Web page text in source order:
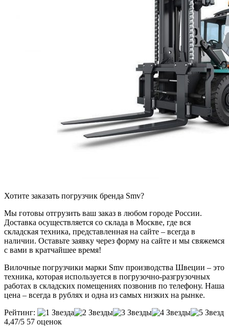
Хотите заказать погрузчик бренда Smv?
Мы готовы отгрузить ваш заказ в любом городе России.
Доставка осуществляется со склада в Москве, где вся
складская техника, представленная на сайте – всегда в
наличии. Оставьте заявку через форму на сайте и мы свяжемся
с вами в кратчайшее время!
Вилочные погрузчики марки Smv производства Швеции – это
техника, которая используется в погрузочно-разгрузочных
работах в складских помещениях позвонив по телефону. Наша
цена – всегда в рублях и одна из самых низких на рынке.
Рейтинг:
4,47/5 57 оценок